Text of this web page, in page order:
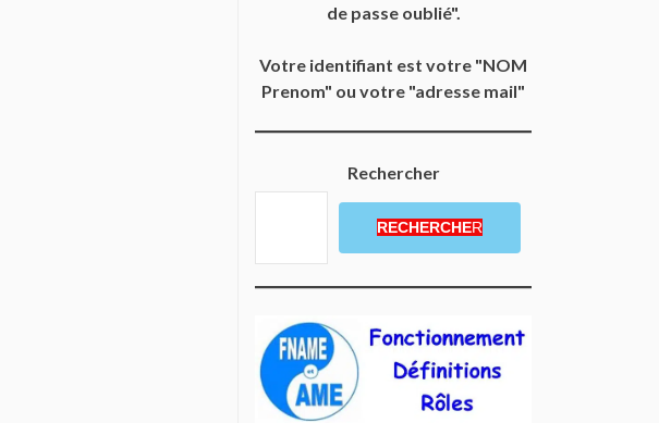
de passe oublié".
Votre identifiant est votre "NOM
Prenom" ou votre "adresse mail"
Rechercher
RECHERCHER